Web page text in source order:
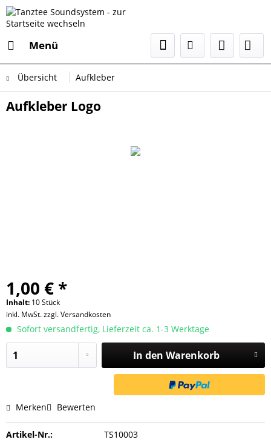
Menü
Übersicht Aufkleber
Aufkleber Logo
1,00 € *
Inhalt: 10 Stück
inkl. MwSt.zzgl. Versandkosten
Sofort versandfertig, Lieferzeit ca. 1-3 Werktage
In den Warenkorb
Merken Bewerten
Artikel-Nr.: TS10003